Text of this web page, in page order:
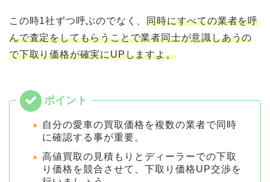
この時1社ずつ呼ぶのでなく、同時にすべての業者を呼
んで査定をしてもらうことで業者同士が意識しあうの
で下取り価格が確実にUPしますよ。
自分の愛車の買取価格を複数の業者で同時
に確認する事が重要。
高値買取の見積もりとディーラーでの下取
り価格を競合させて、下取り価格UP交渉を